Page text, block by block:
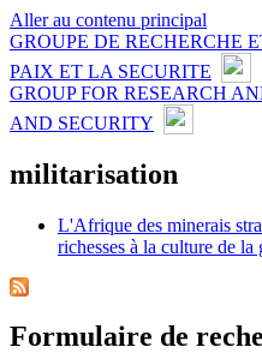
Aller au contenu principal
GROUPE DE RECHERCHE
PAIX ET LA SECURITE
GROUP FOR RESEARCH
AND SECURITY
militarisation
L'Afrique des minerais
richesses à la culture de la
Formulaire de